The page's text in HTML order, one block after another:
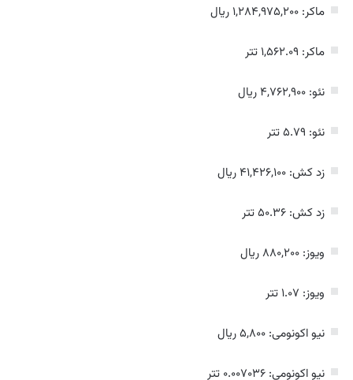
ماکر: ۱,۲۸۴,۹۷۵,۲۰۰ ریال
ماکر: ۱,۵۶۲.۰۹ تتر
نئو: ۴,۷۶۲,۹۰۰ ریال
نئو: ۵.۷۹ تتر
زد کش: ۴۱,۴۲۶,۱۰۰ ریال
زد کش: ۵۰.۳۶ تتر
ویوز: ۸۸۰,۲۰۰ ریال
ویوز: ۱.۰۷ تتر
نیو اکونومی: ۵,۸۰۰ ریال
نیو اکونومی: ۰.۰۰۷۰۳۶ تتر